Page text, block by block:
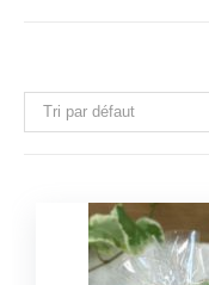
Tri par défaut